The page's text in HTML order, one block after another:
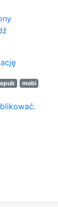
epub mobi